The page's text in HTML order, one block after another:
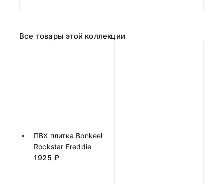
Все товары этой коллекции
ПВХ плитка Bonkeel
Rockstar Freddie
1925 ₽